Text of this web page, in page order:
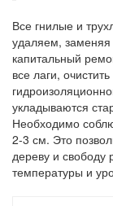
Все гнилые и
удаляем,
капитальный
все лаги,
укладываются
Необходимо
2-3 см. Это
дереву и свободу
температуры и